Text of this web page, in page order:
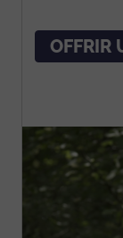
OFFRIR